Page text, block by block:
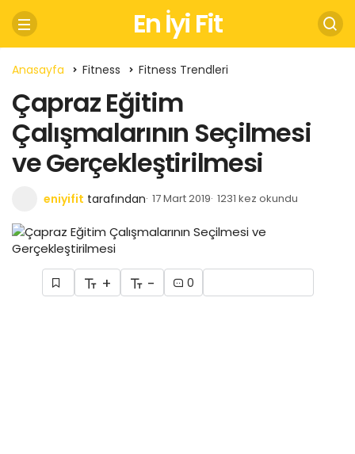
En İyi Fit
Anasayfa Fitness Fitness Trendleri
Çapraz Eğitim
Çalışmalarının Seçilmesi
ve Gerçekleştirilmesi
eniyifit tarafından 17 Mart 2019 1231 kez okundu
+ - 0